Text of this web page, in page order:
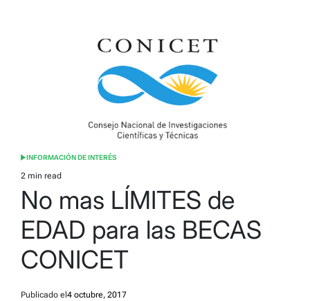
POSTED
IN
INFORMACIÓN DE INTERÉS
Estimated
read
time
2 min read
No mas LÍMITES de
EDAD para las BECAS
CONICET
Publicado el 4 octubre, 2017